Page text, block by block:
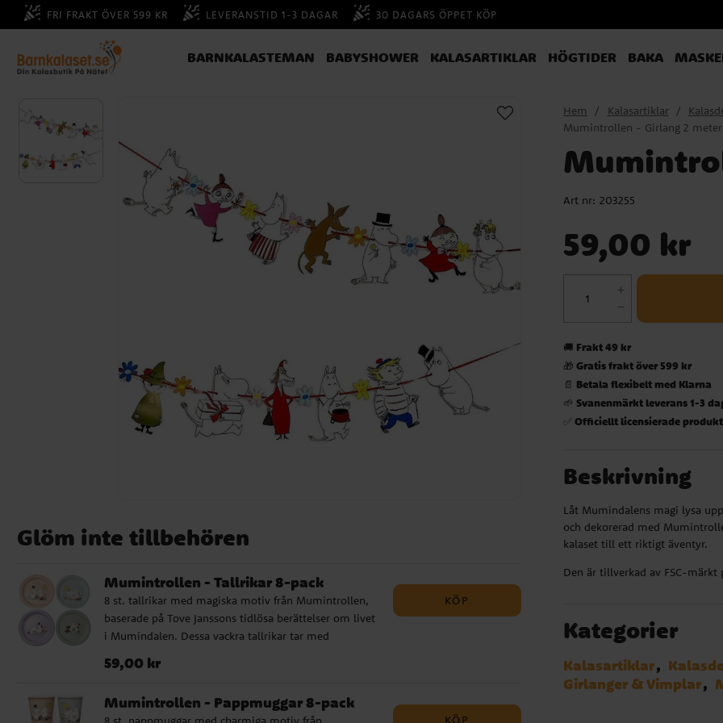
FRI FRAKT ÖVER 599 KR LEVERANSTID 1-3 DAGAR 30 DAGARS ÖPPET KÖP
BARNKALASTEMAN BABYSHOWER KALASARTIKLAR HÖGTIDER BAKA
Glöm inte tillbehören
Mumintrollen - Tallrikar 8-pack
8 st. tallrikar med magiska motiv från Mumintrollen,
baserade på Tove Janssons tidlösa berättelser om livet
i Mumindalen. Dessa vackra tallrikar tar med
Mumin, Snorkfröken och deras vänner. Varje
Tallrikarna är 23 cm i diameter och är tillverkade av
Pris :59,00 kr
59,00 kr
KÖP
Mumintrollen - Pappmuggar 8-pack
KÖP
Hem Kalasartiklar
Mumintrollen - Girlang 2 meter
Art nr: 203255
59,00 kr
🚚 Frakt 49 kr
🎁Gratis frakt över 599 kr
📄 Betala flexibelt med Klarna
🌱Svanenmärkt leverans 1-3
✅Officiellt licensierade
Beskrivning
Låt Mumindalens magi lysa
och dekorerad med
kalaset till ett riktigt äventyr.
Den är tillverkad av FSC-märkt
Kategorier
Kalasartiklar
Girlanger & Vimplar